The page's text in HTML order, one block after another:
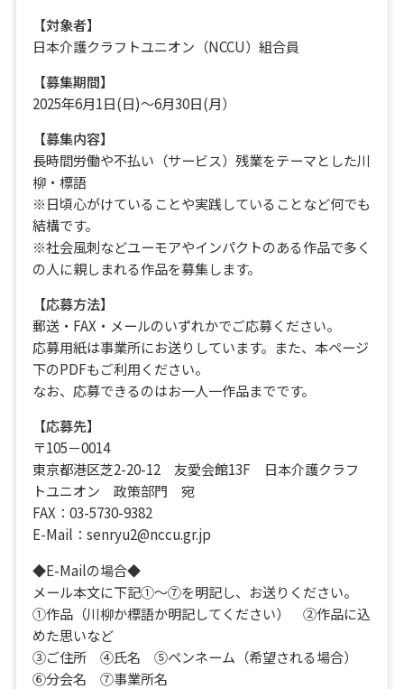
【対象者】
日本介護クラフトユニオン（NCCU）組合員
【募集期間】
2025年6月1日(日)～6月30日(月）
【募集内容】
長時間労働や不払い（サービス）残業をテーマとした川
柳・標語
※日頃心がけていることや実践していることなど何でも
結構です。
※社会風刺などユーモアやインパクトのある作品で多く
の人に親しまれる作品を募集します。
【応募方法】
郵送・FAX・メールのいずれかでご応募ください。
応募用紙は事業所にお送りしています。また、本ページ
下のPDFもご利用ください。
なお、応募できるのはお一人一作品までです。
【応募先】
〒105－0014
東京都港区芝2-20-12 友愛会館13F 日本介護クラフ
トユニオン 政策部門 宛
FAX：03-5730-9382
E-Mail：senryu2@nccu.gr.jp
◆E-Mailの場合◆
メール本文に下記①～⑦を明記し、お送りください。
①作品（川柳か標語か明記してください） ②作品に込
めた思いなど
③ご住所 ④氏名 ⑤ペンネーム（希望される場合）
⑥分会名 ⑦事業所名